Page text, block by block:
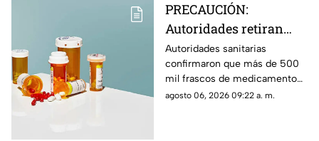
PRECAUCIÓN:
Autoridades retiran
más de 500 mil frascos
de medicamento para
la presión arterial que
podría desarrollar
Autoridades sanitarias
confirmaron que más de 500
mil frascos de medicamento
para la hipertensión fuero
agosto 06, 2026 09:22 a. m.